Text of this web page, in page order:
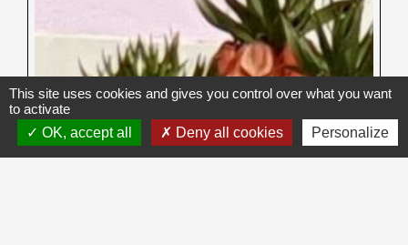
This site uses cookies and gives you control over what you want
to activate
OK, accept all
Deny all cookies Personalize